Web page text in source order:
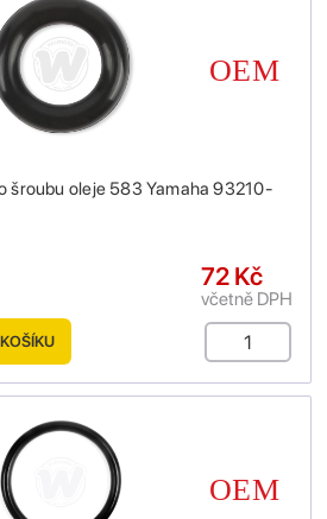
šroubu oleje 583 Yamaha 93210-
72 Kč
včetně DPH